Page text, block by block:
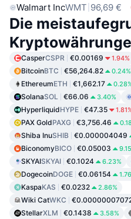
Walmart IncWMT 96,69 €
Die
CasperCSPR €0.00169 1.94%
BitcoinBTC €56,264.82 0.24%
EthereumETH €1,662.17
SolanaSOL €66.06 3.40%
HyperliquidHYPE €47.35
PAX GoldPAXG €3,756.46
Shiba InuSHIB €0.000004049
BiconomyBICO €0.05003
SKYAISKYAI €0.1024 6.23%
DogecoinDOGE €0.06154
KaspaKAS €0.0232 2.86%
Wiki CatWKC
StellarXLM €0.1438 3.58%